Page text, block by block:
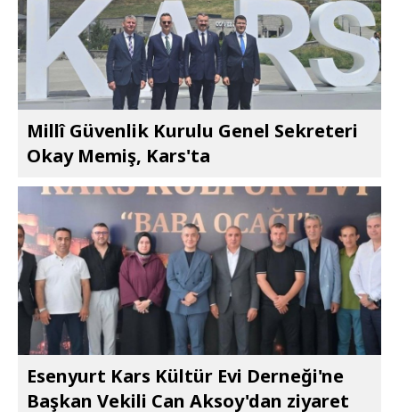
Millî Güvenlik Kurulu Genel Sekreteri
Okay Memiş, Kars'ta
Esenyurt Kars Kültür Evi Derneği'ne
Başkan Vekili Can Aksoy'dan ziyaret